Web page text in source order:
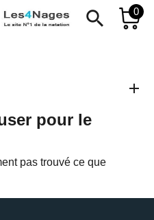
search 0
pour le
pas trouvé ce que